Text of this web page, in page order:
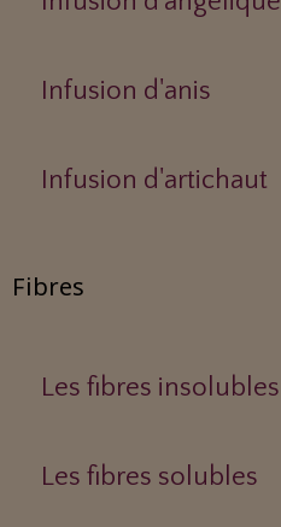
Infusion d'anis
Infusion d'artichaut
Fibres
Les fibres insolubles
Les fibres solubles